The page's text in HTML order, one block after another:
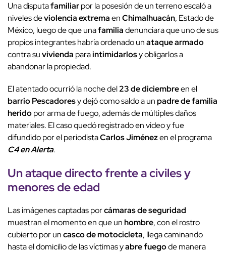
Una disputafamiliarpor la posesión de un terreno escaló a
niveles deviolencia extremaenChimalhuacán, Estado de
México, luego de que unafamiliadenunciara que uno de sus
propios integrantes habría ordenado unataque armado
contra suvivienda paraintimidarlosy obligarlos a
abandonar la propiedad.
El atentado ocurrió la noche del23 de diciembreen el
barrio Pescadoresy dejó como saldo a unpadre de familia
heridopor arma de fuego, además de múltiples daños
materiales. El caso quedó registrado en video y fue
difundido por el periodistaCarlos Jiménezen el programa
C4 en Alerta.
Unataque directofrente aciviles y
menoresde edad
Las imágenes captadas porcámaras de seguridad
muestran el momento en que unhombre, con el rostro
cubierto por uncasco de motocicleta, llega caminando
hasta el domicilio de las víctimas yabre fuegode manera